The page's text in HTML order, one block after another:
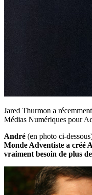
Jared Thurmon a
Médias Numériques pour
André (en photo ci-
Monde Adventiste a créé
vraiment besoin de plus